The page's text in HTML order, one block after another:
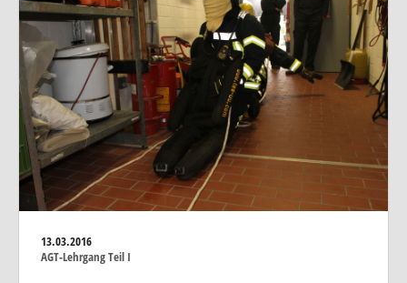
13.03.2016
AGT-Lehrgang Teil I